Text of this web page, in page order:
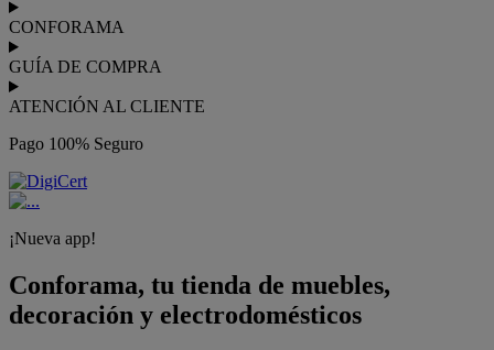
CONFORAMA
GUÍA DE COMPRA
ATENCIÓN AL CLIENTE
Pago 100% Seguro
¡Nueva app!
Conforama, tu tienda de muebles,
decoración y electrodomésticos